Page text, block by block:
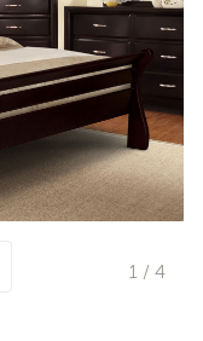
1 / 4